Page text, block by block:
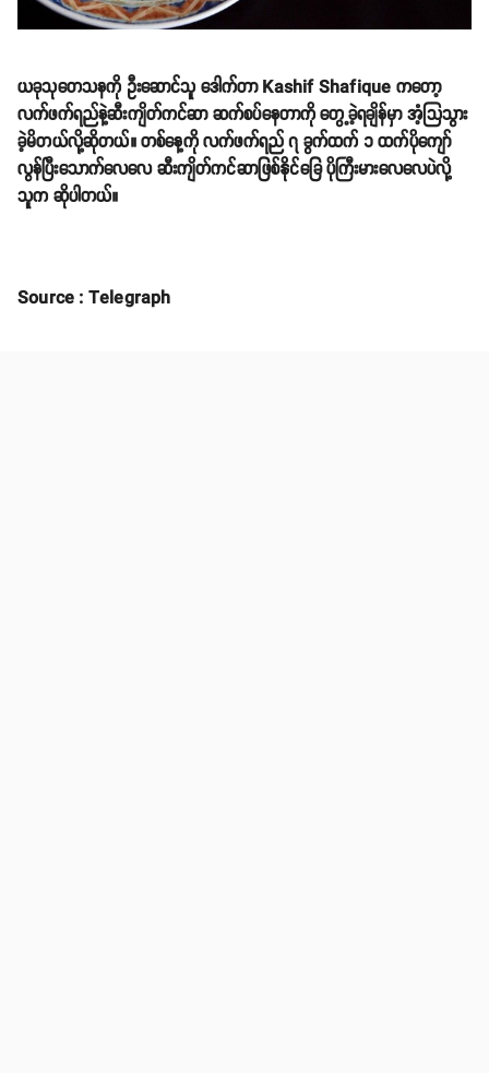
ယခုသုတေသနကို ဦးဆောင်သူ ဒေါက်တာ Kashif Shafique ကတော့
လက်ဖက်ရည်နဲ့ဆီးကျိတ်ကင်ဆာ ဆက်စပ်နေတာကို တွေ့ခဲ့ရချိန်မှာ အံ့သြသွား
ခဲ့မိတယ်လို့ဆိုတယ်။ တစ်နေ့ကို လက်ဖက်ရည် ၇ ခွက်ထက် ၁ ထက်ပိုကျော်
လွန်ပြီးသောက်လေလေ ဆီးကျိတ်ကင်ဆာဖြစ်နိုင်ခြေ ပိုကြီးမားလေလေပဲလို့
သူက ဆိုပါတယ်။
Source : Telegraph